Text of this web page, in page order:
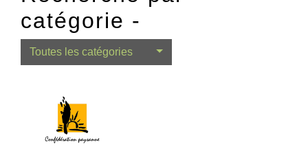
catégorie -
Toutes les catégories